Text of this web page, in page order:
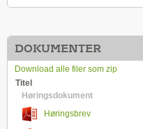
DOKUMENTER
Download alle filer som zip
Titel
Høringsdokument
Høringsbrev